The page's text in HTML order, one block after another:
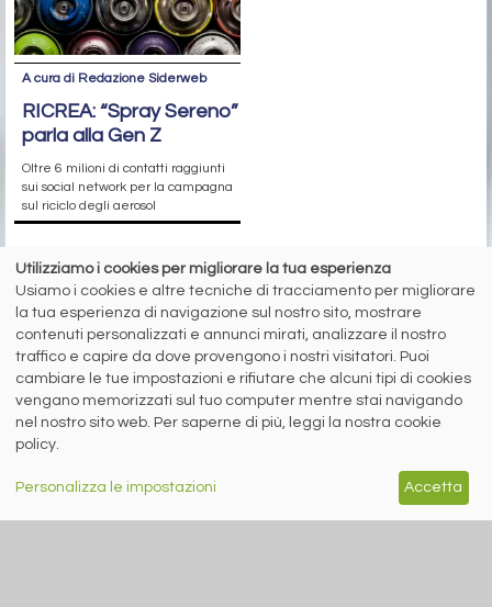
A cura di Redazione Siderweb
RICREA: “Spray Sereno”
parla alla Gen Z
Oltre 6 milioni di contatti raggiunti
sui social network per la campagna
sul riciclo degli aerosol
siderweb
LA COMMUNITY DELL'ACCIAIO
Siderweb S.p.A. SB Società del gruppo Morandi Group s.r.l.
Sede sociale: Flero (Brescia) Via Don Milani 5
T. +39 030 254 00 06
Copyright siderweb spa sb
Utilizziamo i cookies per migliorare la tua esperienza
Usiamo i cookies e altre tecniche di tracciamento per migliorare
la tua esperienza di navigazione sul nostro sito, mostrare
contenuti personalizzati e annunci mirati, analizzare il nostro
traffico e capire da dove provengono i nostri visitatori. Puoi
cambiare le tue impostazioni e rifiutare che alcuni tipi di cookies
vengano memorizzati sul tuo computer mentre stai navigando
nel nostro sito web. Per saperne di più, leggi la nostra cookie
policy.
Personalizza le impostazioni Accetta